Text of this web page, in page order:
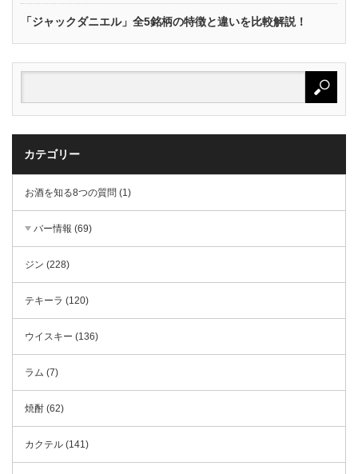
「ジャックダニエル」全5銘柄の特徴と違いを比較解説！
カテゴリー
お酒を知る8つの質問 (1)
バー情報 (69)
ジン (228)
テキーラ (120)
ウイスキー (136)
ラム (7)
焼酎 (62)
カクテル (141)